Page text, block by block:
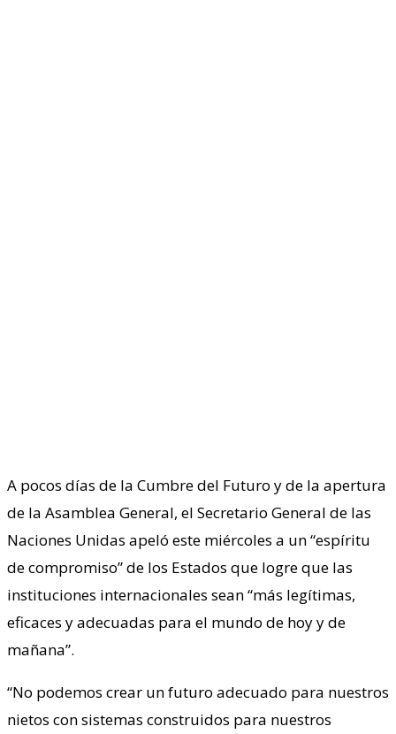
A pocos días de la Cumbre del Futuro y de la apertura
de la Asamblea General, el Secretario General de las
Naciones Unidas apeló este miércoles a un “espíritu
de compromiso” de los Estados que logre que las
instituciones internacionales sean “más legítimas,
eficaces y adecuadas para el mundo de hoy y de
mañana”.
“No podemos crear un futuro adecuado para nuestros
nietos con sistemas construidos para nuestros